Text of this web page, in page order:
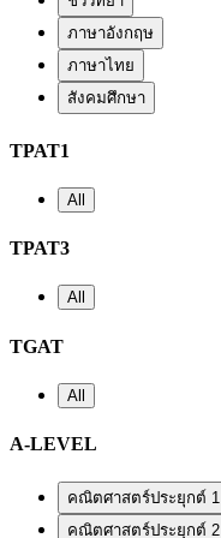
ภาษาอังกฤษ
ภาษาไทย
สังคมศึกษา
TPAT1
All
TPAT3
All
TGAT
All
A-LEVEL
คณิตศาสตร์ประยุกต์ 1
คณิตศาสตร์ประยุกต์ 2